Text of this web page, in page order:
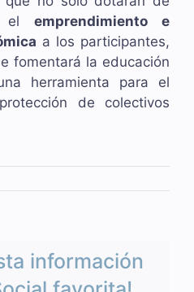
el emprendimiento e
a los participantes,
fomentará la educación
herramienta para el
de colectivos
información